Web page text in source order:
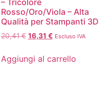
Rosso/Oro/Viola – Alta
Qualità per Stampanti 3D
20,41€ 16,31 € Escluso IVA
Aggiungi al carrello